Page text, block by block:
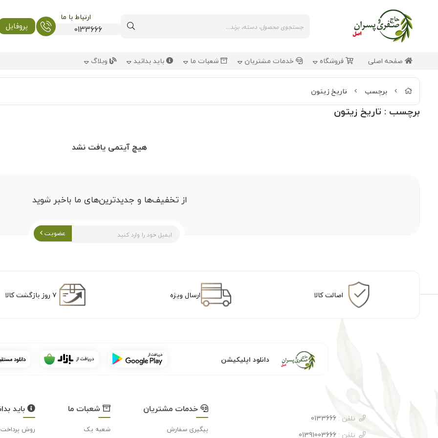
ارتباط با ما
0133666 پروفایل
صفحه اصلی فروشگاه خدمات مشتریان شعبات ما باید بدانید وبلاگ
برچسب تاریخ زیتون
برچسب : تاریخ زیتون
هیچ آیتمی یافت نشد
از تخفیف‌ها و جدیدترین‌های ما باخبر شوید
عضویت
اصالت کالا ارسال ویژه ۷ روز بازگشت کالا
دانلود اپلیکیشن
تلفن : 0133666
تلفن : 01391003666
خدمات مشتریان
پیگیری سفارش
شعبات ما
شعبه یک
باید
روش پرداخت